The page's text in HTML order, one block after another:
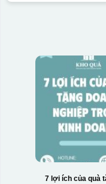
7 lợi ích của quà